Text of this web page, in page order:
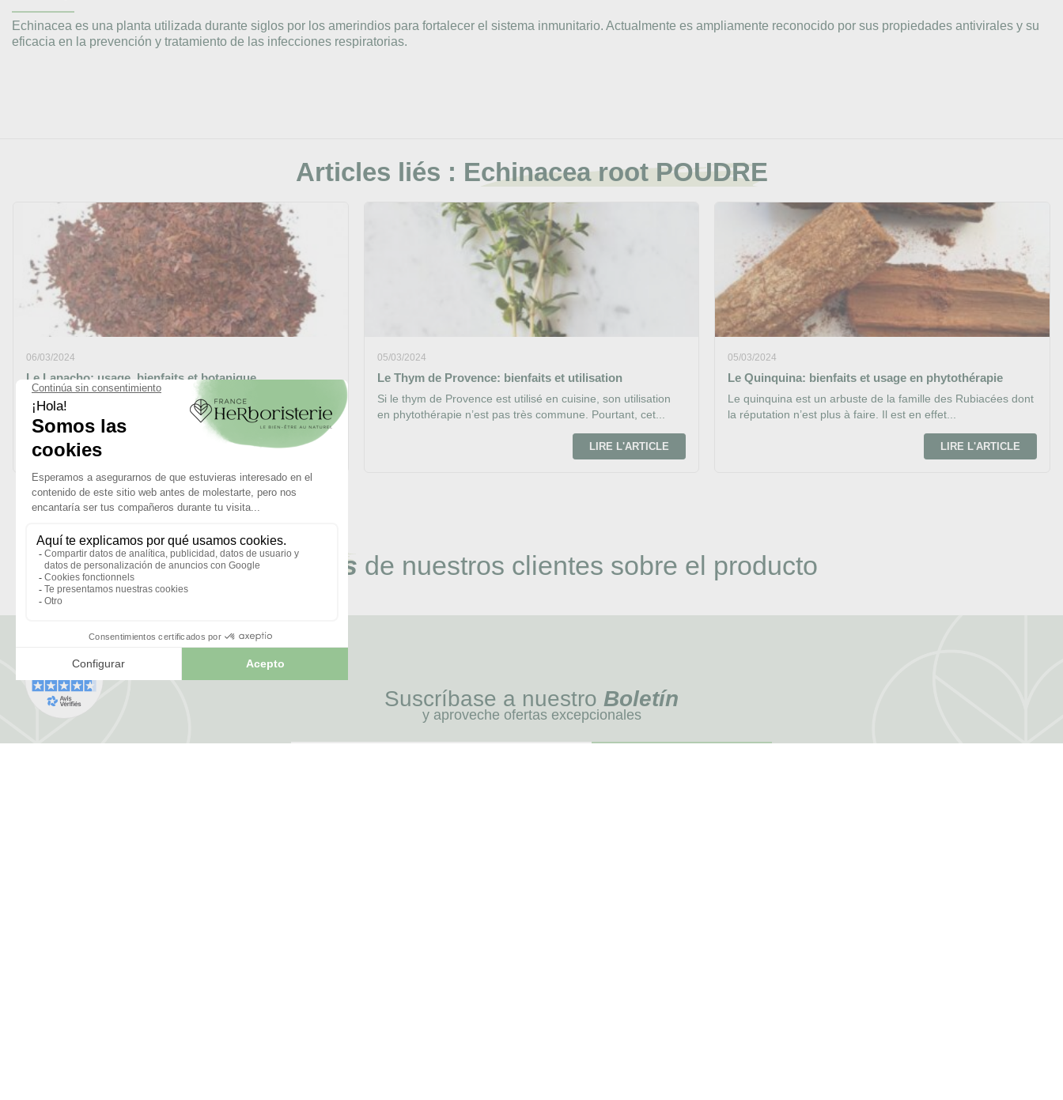
Echinacea es una planta utilizada durante siglos por los amerindios para fortalecer el sistema inmunitario. Actualmente es ampliamente reconocido por sus propiedades antivirales y su
eficacia en la prevención y tratamiento de las infecciones respiratorias.
Articles liés : Echinacea root POUDRE
06/03/2024
Le Lapacho: usage, bienfaits et botanique
S’il y a un arbre dont la carrure et l’élégance impressionnent,
c’est bien le lapacho. Originaire d’Amérique du Sud,...
LIRE L'ARTICLE
05/03/2024
Le Thym de Provence: bienfaits et utilisation
Si le thym de Provence est utilisé en cuisine, son utilisation
en phytothérapie n’est pas très commune. Pourtant, cet...
LIRE L'ARTICLE
05/03/2024
Le Quinquina: bienfaits et usage en phytothérapie
Le quinquina est un arbuste de la famille des Rubiacées dont
la réputation n’est plus à faire. Il est en effet...
LIRE L'ARTICLE
Reseñas de nuestros clientes sobre el producto
Suscríbase a nuestro Boletín
y aproveche ofertas excepcionales